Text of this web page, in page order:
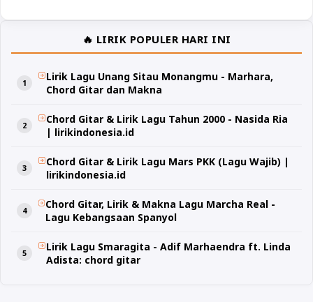
🔥 LIRIK POPULER HARI INI
Lirik Lagu Unang Sitau Monangmu - Marhara,
Chord Gitar dan Makna
Chord Gitar & Lirik Lagu Tahun 2000 - Nasida Ria
| lirikindonesia.id
Chord Gitar & Lirik Lagu Mars PKK (Lagu Wajib) |
lirikindonesia.id
Chord Gitar, Lirik & Makna Lagu Marcha Real -
Lagu Kebangsaan Spanyol
Lirik Lagu Smaragita - Adif Marhaendra ft. Linda
Adista: chord gitar